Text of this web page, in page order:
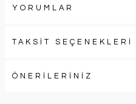
YORUMLAR
TAKSİT SEÇENEKLERİ
ÖNERİLERİNİZ